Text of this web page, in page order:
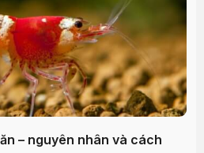
– nguyên nhân và cách